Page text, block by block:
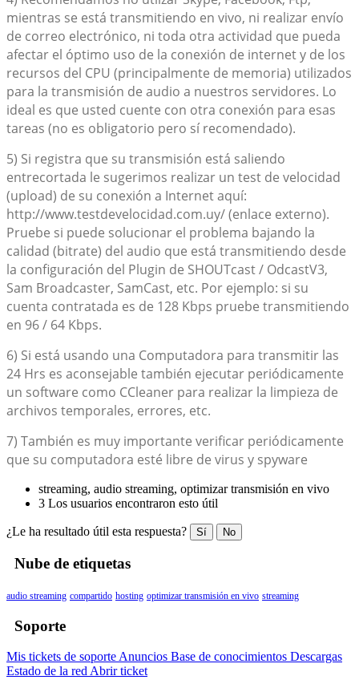
mientras se está transmitiendo en vivo, ni realizar envío
de correo electrónico, ni toda otra actividad que pueda
afectar el óptimo uso de la conexión de internet y de los
recursos del CPU (principalmente de memoria) utilizados
para la transmisión de audio a nuestros servidores. Lo
ideal es que usted cuente con otra conexión para esas
tareas (no es obligatorio pero sí recomendado).
5) Si registra que su transmisión está saliendo
entrecortada le sugerimos realizar un test de velocidad
(upload) de su conexión a Internet aquí:
http://www.testdevelocidad.com.uy/ (enlace externo).
Pruebe si puede solucionar el problema bajando la
calidad (bitrate) del audio que está transmitiendo desde
la configuración del Plugin de SHOUTcast / OdcastV3,
Sam Broadcaster, SamCast, etc. Por ejemplo: si su
cuenta contratada es de 128 Kbps pruebe transmitiendo
en 96 / 64 Kbps.
6) Si está usando una Computadora para transmitir las
24 Hrs es aconsejable también ejecutar periódicamente
un software como CCleaner para realizar la limpieza de
archivos temporales, errores, etc.
7) También es muy importante verificar periódicamente
que su computadora esté libre de virus y spyware
streaming, audio streaming, optimizar transmisión en vivo
3 Los usuarios encontraron esto útil
¿Le ha resultado útil esta respuesta? Sí No
Nube de etiquetas
audio streaming compartido hosting optimizar transmisión en vivo streaming
Soporte
Mis tickets de soporte Anuncios Base de conocimientos Descargas
Estado de la red Abrir ticket